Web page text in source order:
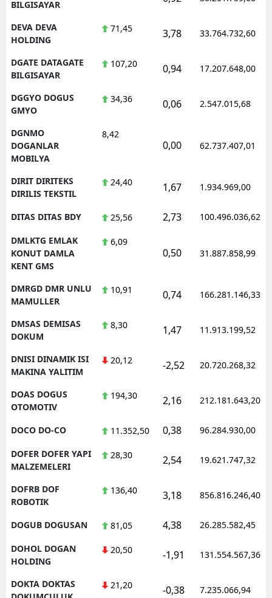
BILGISAYAR
DEVA DEVA
HOLDING
71,45 3,78 33.764.732,60
DGATE DATAGATE
BILGISAYAR
107,20 0,94 17.207.648,00
DGGYO DOGUS
GMYO
34,36 0,06 2.547.015,68
DGNMO
DOGANLAR
MOBILYA
8,42
0,00 62.737.407,01
DIRIT DIRITEKS
DIRILIS TEKSTIL
24,40 1,67 1.934.969,00
DITAS DITAS BDY 25,56 2,73 100.496.036,62
DMLKTG EMLAK
KONUT DAMLA
KENT GMS
6,09
0,50 31.887.858,99
DMRGD DMR UNLU
MAMULLER
10,91 0,74 166.281.146,33
DMSAS DEMISAS
DOKUM
8,30 1,47 11.913.199,52
DNISI DINAMIK ISI
MAKINA YALITIM
20,12 -2,52 20.720.268,32
DOAS DOGUS
OTOMOTIV
194,30 2,16 212.181.643,20
DOCO DO-CO 11.352,50 0,38 96.284.930,00
DOFER DOFER YAPI
MALZEMELERI
28,30 2,54 19.621.747,32
DOFRB DOF
ROBOTIK
136,40 3,18 856.816.246,40
DOGUB DOGUSAN 81,05 4,38 26.285.582,45
DOHOL DOGAN
HOLDING
20,50 -1,91 131.554.567,36
DOKTA DOKTAS
21,20 -0,38 7.235.066,94